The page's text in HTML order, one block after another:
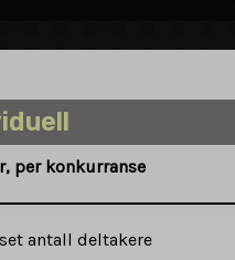
per konkurranse
antall deltakere